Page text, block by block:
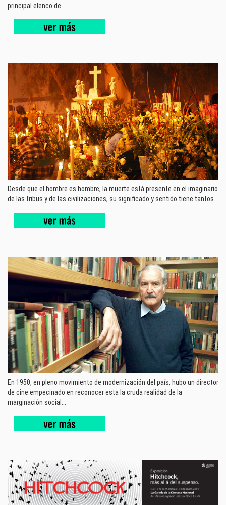
principal elenco de...
Desde que el hombre es hombre, la muerte está presente en el imaginario
de las tribus y de las civilizaciones, su significado y sentido tiene tantos...
En 1950, en pleno movimiento de modernización del país, hubo un director
de cine empecinado en reconocer esta la cruda realidad de la
marginación social...